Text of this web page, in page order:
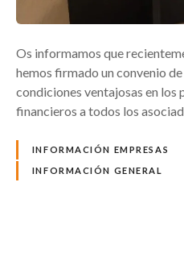
Os informamos que
hemos firmado un convenio
condiciones ventajosas en los
financieros a todos los
INFORMACIÓN EMPRESAS
INFORMACIÓN GENERAL